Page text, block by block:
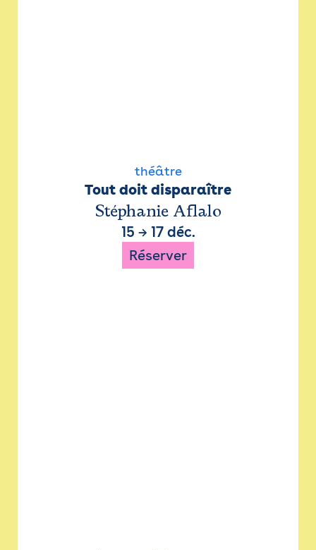
théâtre
Tout doit disparaître
Stéphanie Aflalo
15 → 17 déc.
Réserver